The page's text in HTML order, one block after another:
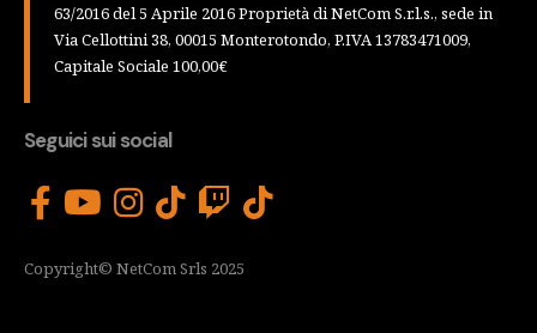
63/2016 del 5 Aprile 2016 Proprietà di NetCom S.r.l.s., sede in
Via Cellottini 38, 00015 Monterotondo, P.IVA 13783471009,
Capitale Sociale 100,00€
Seguici sui social
Copyright© NetCom Srls 2025